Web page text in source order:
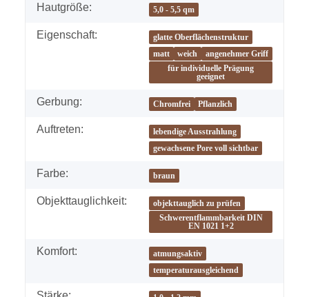
Hautgröße: 5,0 - 5,5 qm
Eigenschaft:
glatte Oberflächenstruktur
matt
weich
angenehmer Griff
für individuelle Prägung
geeignet
Gerbung: Chromfrei Pflanzlich
Auftreten:
lebendige Ausstrahlung
gewachsene Pore voll sichtbar
Farbe: braun
Objekttauglichkeit:
objekttauglich zu prüfen
Schwerentflammbarkeit DIN
EN 1021 1+2
Komfort:
atmungsaktiv
temperaturausgleichend